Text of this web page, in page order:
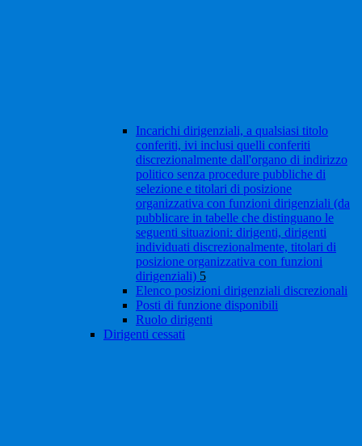
Incarichi dirigenziali, a qualsiasi titolo
conferiti, ivi inclusi quelli conferiti
discrezionalmente dall'organo di indirizzo
politico senza procedure pubbliche di
selezione e titolari di posizione
organizzativa con funzioni dirigenziali (da
pubblicare in tabelle che distinguano le
seguenti situazioni: dirigenti, dirigenti
individuati discrezionalmente, titolari di
posizione organizzativa con funzioni
dirigenziali) 5
Elenco posizioni dirigenziali discrezionali
Posti di funzione disponibili
Ruolo dirigenti
Dirigenti cessati